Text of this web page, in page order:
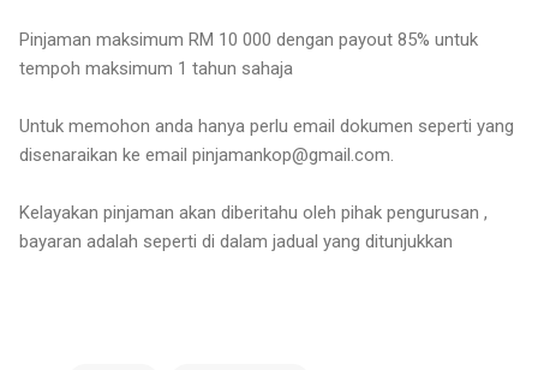
Pinjaman maksimum RM 10 000 dengan payout 85% untuk
tempoh maksimum 1 tahun sahaja
Untuk memohon anda hanya perlu email dokumen seperti yang
disenaraikan ke email pinjamankop@gmail.com.
Kelayakan pinjaman akan diberitahu oleh pihak pengurusan ,
bayaran adalah seperti di dalam jadual yang ditunjukkan